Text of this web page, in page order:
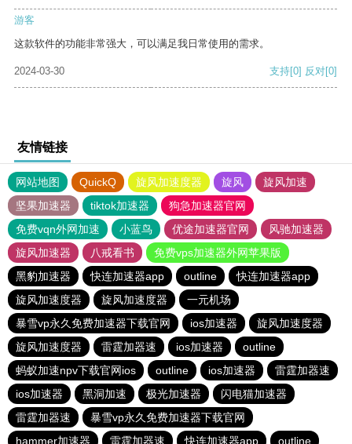
游客
这款软件的功能非常强大，可以满足我日常使用的需求。
2024-03-30 支持[0] 反对[0]
友情链接
网站地图 QuickQ 旋风加速度器 旋风
旋风加速
坚果加速器
tiktok加速器
狗急加速器官网
免费vqn外网加速
小蓝鸟 优途加速器官网
风驰加速器
旋风加速器
八戒看书
免费vps加速器外网苹果版
黑豹加速器
快连加速器app outline
快连加速器app
旋风加速度器
旋风加速度器
一元机场
暴雪vp永久免费加速器下载官网
ios加速器
旋风加速度器
旋风加速度器
雷霆加器速 ios加速器
outline
蚂蚁加速npv下载官网ios
outline ios加速器
雷霆加器速
ios加速器
黑洞加速 极光加速器
闪电猫加速器
雷霆加器速
暴雪vp永久免费加速器下载官网
hammer加速器
雷霆加器速 快连加速器app outline